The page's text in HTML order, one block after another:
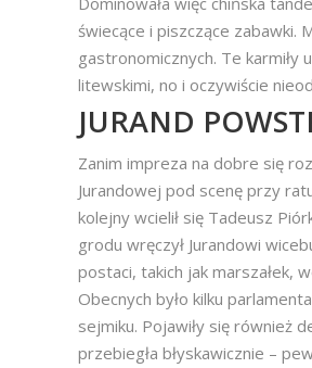
świecące i piszczące zabawki.
gastronomicznych. Te karmiły
litewskimi, no i oczywiście
JURAND
Zanim impreza na dobre się
Jurandowej pod scenę przy
kolejny wcielił się Tadeusz
grodu wręczył Jurandowi
postaci, takich jak marszałek,
Obecnych było kilku
sejmiku. Pojawiły się również
przebiegła błyskawicznie –